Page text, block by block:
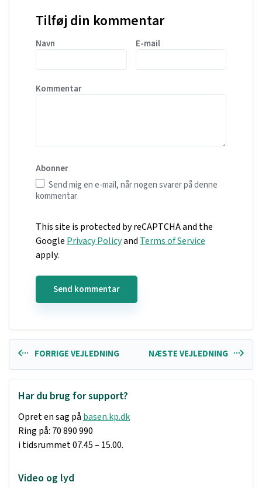
Tilføj din kommentar
Navn E-mail
Kommentar
Abonner
Send mig en e-mail, når nogen svarer på denne
kommentar
This site is protected by reCAPTCHA and the
Google Privacy Policyand Terms of Service
apply.
FORRIGE VEJLEDNING NÆSTE VEJLEDNING
Har du brug for support?
Opret en sag på basen.kp.dk
Ring på: 70 890 990
i tidsrummet 07.45 – 15.00.
Video og lyd